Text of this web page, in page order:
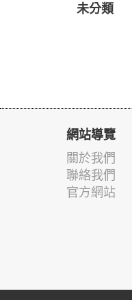
未分類
網站導覽
關於我們
聯絡我們
官方網站